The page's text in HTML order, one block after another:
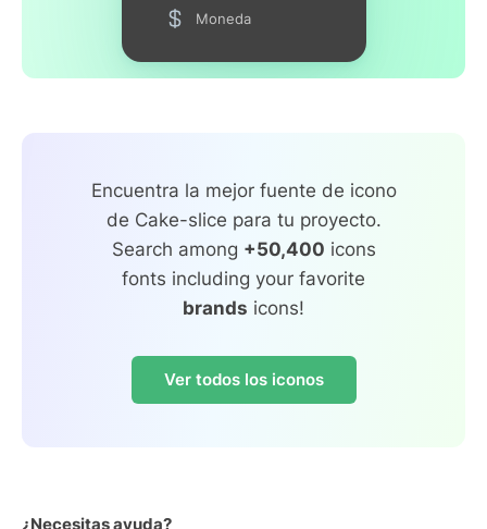
Moneda
Encuentra la mejor fuente de icono
de Cake-slice para tu proyecto.
Search among +50,400 icons
fonts including your favorite
brands icons!
Ver todos los iconos
¿Necesitas ayuda?